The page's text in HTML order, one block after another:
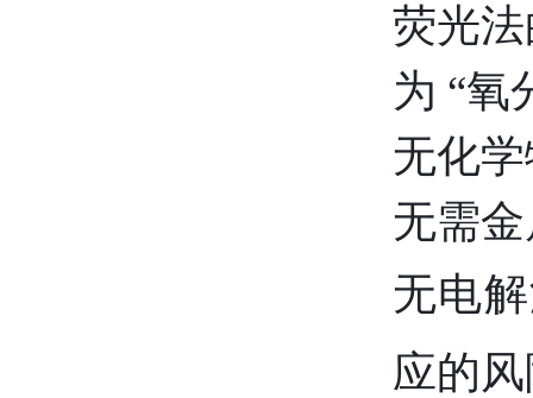
荧光
为 “氧
无化
无需
无电
应的